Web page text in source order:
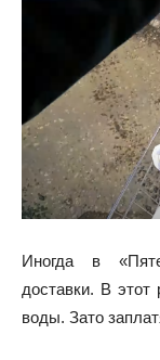
Иногда в
доставки. В
воды. Зато